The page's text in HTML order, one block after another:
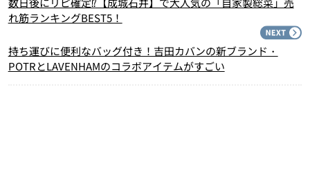
れ筋ランキングBEST5！
持ち運びに便利なバッグ付き！吉田カバンの新ブランド・
POTRとLAVENHAMのコラボアイテムがすごい